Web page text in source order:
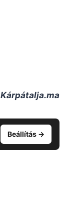
Kárpátalja.ma
Beállítás →